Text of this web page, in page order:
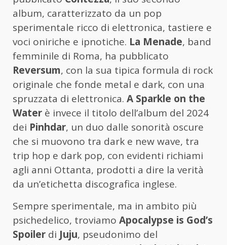
album, caratterizzato da un pop
sperimentale ricco di elettronica, tastiere e
voci oniriche e ipnotiche. La Menade, band
femminile di Roma, ha pubblicato
Reversum, con la sua tipica formula di rock
originale che fonde metal e dark, con una
spruzzata di elettronica. A Sparkle on the
Water è invece il titolo dell’album del 2024
dei Pinhdar, un duo dalle sonorità oscure
che si muovono tra dark e new wave, tra
trip hop e dark pop, con evidenti richiami
agli anni Ottanta, prodotti a dire la verità
da un’etichetta discografica inglese.
Sempre sperimentale, ma in ambito più
psichedelico, troviamo Apocalypse is God’s
Spoiler di Juju, pseudonimo del